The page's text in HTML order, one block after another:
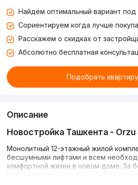
Найдём оптимальный вариант под
Сориентируем когда лучше
Расскажем о скидках от
Абсолютно бесплатная
Подобрать квартиру
Описание
Новостройка Ташкента - Orzu
Монолитный 12-этажный жилой
бесшумными лифтами и всем
комфортной жизни в новом доме. За